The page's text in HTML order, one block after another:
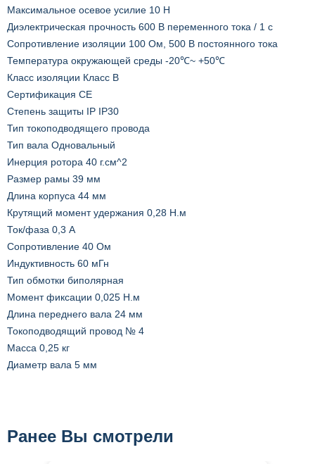
Максимальное осевое усилие 10 Н
Диэлектрическая прочность 600 В переменного тока / 1 с
Сопротивление изоляции 100 Ом, 500 В постоянного тока
Температура окружающей среды -20℃~ +50℃
Класс изоляции Класс B
Сертификация CE
Степень защиты IP IP30
Тип токоподводящего провода
Тип вала Одновальный
Инерция ротора 40 г.см^2
Размер рамы 39 мм
Длина корпуса 44 мм
Крутящий момент удержания 0,28 Н.м
Ток/фаза 0,3 A
Сопротивление 40 Ом
Индуктивность 60 мГн
Тип обмотки биполярная
Момент фиксации 0,025 Н.м
Длина переднего вала 24 мм
Токоподводящий провод № 4
Масса 0,25 кг
Диаметр вала 5 мм
Ранее Вы смотрели